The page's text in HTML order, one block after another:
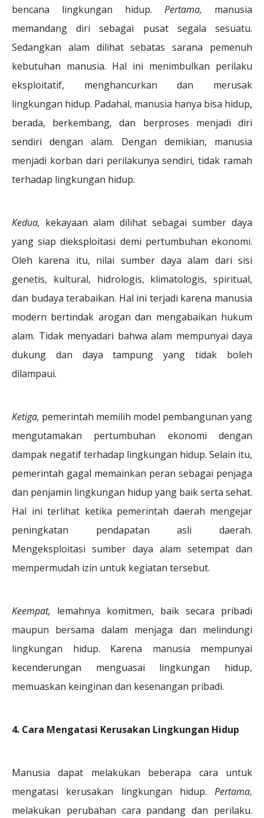
bencana lingkungan hidup. Pertama, manusia
memandang diri sebagai pusat segala sesuatu.
Sedangkan alam dilihat sebatas sarana pemenuh
kebutuhan manusia. Hal ini menimbulkan perilaku
eksploitatif, menghancurkan dan merusak
lingkungan hidup. Padahal, manusia hanya bisa hidup,
berada, berkembang, dan berproses menjadi diri
sendiri dengan alam. Dengan demikian, manusia
menjadi korban dari perilakunya sendiri, tidak ramah
terhadap lingkungan hidup.
Kedua, kekayaan alam dilihat sebagai sumber daya
yang siap dieksploitasi demi pertumbuhan ekonomi.
Oleh karena itu, nilai sumber daya alam dari sisi
genetis, kultural, hidrologis, klimatologis, spiritual,
dan budaya terabaikan. Hal ini terjadi karena manusia
modern bertindak arogan dan mengabaikan hukum
alam. Tidak menyadari bahwa alam mempunyai daya
dukung dan daya tampung yang tidak boleh
dilampaui.
Ketiga, pemerintah memilih model pembangunan yang
mengutamakan pertumbuhan ekonomi dengan
dampak negatif terhadap lingkungan hidup. Selain itu,
pemerintah gagal memainkan peran sebagai penjaga
dan penjamin lingkungan hidup yang baik serta sehat.
Hal ini terlihat ketika pemerintah daerah mengejar
peningkatan pendapatan asli daerah.
Mengeksploitasi sumber daya alam setempat dan
mempermudah izin untuk kegiatan tersebut.
Keempat, lemahnya komitmen, baik secara pribadi
maupun bersama dalam menjaga dan melindungi
lingkungan hidup. Karena manusia mempunyai
kecenderungan menguasai lingkungan hidup,
memuaskan keinginan dan kesenangan pribadi.
4. Cara Mengatasi Kerusakan Lingkungan Hidup
Manusia dapat melakukan beberapa cara untuk
mengatasi kerusakan lingkungan hidup. Pertama,
melakukan perubahan cara pandang dan perilaku.